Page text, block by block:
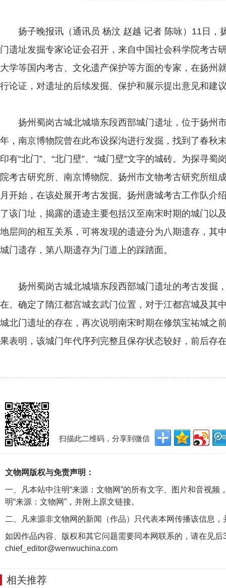
扬子晚报讯（通讯员 杨汶 赵越 记者 陈咏）11日，
门遗址发掘专家论证会召开，来自中国社会科学院考古
大学等国内考古、文化遗产保护等方面的专家，在扬州
行论证，对遗址的后续发掘、保护和展示提出意见和建
扬州蜀岗古城北城墙东段西部城门遗址，位于扬州
年，南京博物院曾在此布设探沟进行发掘，找到了春秋
印有“北门”、“北门壁”、“城门壁”文字的城砖。为探寻
院考古研究所、南京博物院、扬州市文物考古研究所组
月开始，在该处展开考古发掘。扬州唐城考古工作队介
了该门址，揭露的遗迹主要包括汉至南宋时期的城门以
地层间的相互关系，可将发现的遗迹分为八期遗存，其
城门遗存，第八期遗存为门道上的踩踏面。
扬州蜀岗古城北城墙东段西部城门遗址的考古发掘，
在。确定了隋江都宫城玄武门位置，对于江都宫城及其
城北门遗址的存在，再次说明南宋时期在修筑宝祐城之
果表明，该城门年代序列完整且保存状态较好，前后存
扫描此二维码，分享到微信
文物网版权与免责声明：
一、凡本站中注明“来源：文物网”的所有文字、图片和音视
明“来源：文物网”，并附上原文链接。
二、凡来源非文物网的新闻（作品）只代表本网传播该信息
如因作品内容、版权和其它问题需要同本网联系的，请在见后
chief_editor@wenwuchina.com
相关推荐